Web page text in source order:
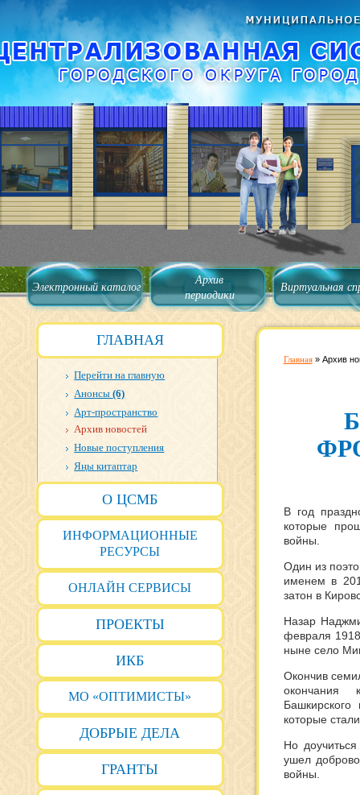
Электронный каталог
Архив
периодики
Виртуальная
ГЛАВНАЯ
Перейти на главную
Анонсы(6)
Арт-пространство
Архив новостей
Новые поступления
Яңы китаптар
О ЦСМБ
ИНФОРМАЦИОННЫЕ
РЕСУРСЫ
ОНЛАЙН СЕРВИСЫ
ПРОЕКТЫ
ИКБ
МО «ОПТИМИСТЫ»
ДОБРЫЕ ДЕЛА
ГРАНТЫ
Главная» Архив
В год
которые
войны.
Один из
именем в
затон в
Назар
февраля
ныне село
Окончив
окончания
Башкирского
которые
Но
ушел
войны.